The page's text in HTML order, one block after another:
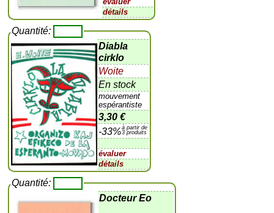
détails
Quantité:
Diabla
cirklo
Woite
En stock
mouvement
espérantiste
3,30 €
-33%à partir de
3 produits
évaluer
détails
Quantité:
Docteur Eo